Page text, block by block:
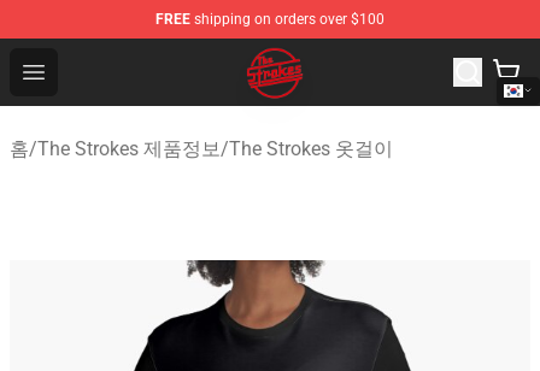
FREE shipping on orders over $100
Open menu
The Strokes Shop - Official The Strokes Merchandise
홈/The Strokes 제품정보/The Strokes 옷걸이